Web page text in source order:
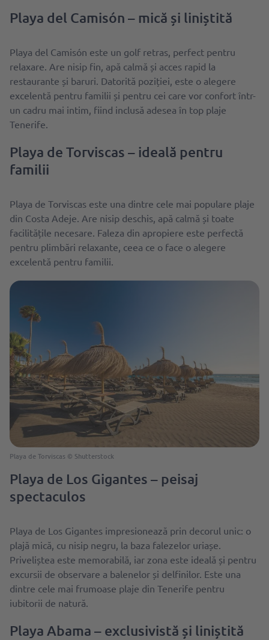
Playa del Camisón – mică și liniștită
Playa del Camisón este un golf retras, perfect pentru
relaxare. Are nisip fin, apă calmă și acces rapid la
restaurante și baruri. Datorită poziției, este o alegere
excelentă pentru familii și pentru cei care vor confort într-
un cadru mai intim, fiind inclusă adesea în top plaje
Tenerife.
Playa de Torviscas – ideală pentru
familii
Playa de Torviscas este una dintre cele mai populare plaje
din Costa Adeje. Are nisip deschis, apă calmă și toate
facilitățile necesare. Faleza din apropiere este perfectă
pentru plimbări relaxante, ceea ce o face o alegere
excelentă pentru familii.
Playa de Torviscas © Shutterstock
Playa de Los Gigantes – peisaj
spectaculos
Playa de Los Gigantes impresionează prin decorul unic: o
plajă mică, cu nisip negru, la baza falezelor uriașe.
Priveliștea este memorabilă, iar zona este ideală și pentru
excursii de observare a balenelor și delfinilor. Este una
dintre cele mai frumoase plaje din Tenerife pentru
iubitorii de natură.
Playa Abama – exclusivistă și liniștită